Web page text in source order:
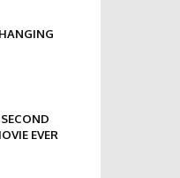
EVER